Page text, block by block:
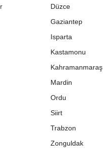
Düzce
Gaziantep
Isparta
Kastamonu
Kahramanmaraş
Mardin
Ordu
Siirt
Trabzon
Zonguldak